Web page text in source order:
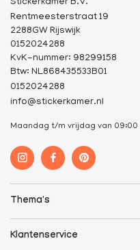
Stickerkamer B.V.
Rentmeesterstraat 19
2288GW Rijswijk
0152024288
KvK-nummer: 98299158
Btw: NL868435533B01
0152024288
info@stickerkamer.nl
Maandag t/m vrijdag van
Thema's
Klantenservice